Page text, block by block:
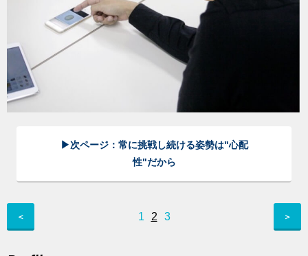
▶︎次ページ：常に挑戦し続ける姿勢は"心配
性"だから︎
＜ 1 2 3 ＞